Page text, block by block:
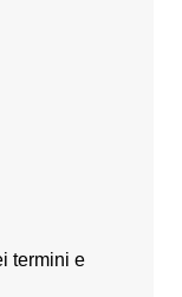
termini e